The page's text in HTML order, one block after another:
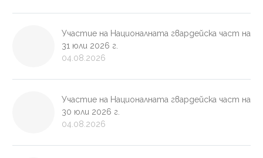
Участие на Националната гвардейска част на
31 юли 2026 г.
04.08.2026
Участие на Националната гвардейска част на
30 юли 2026 г.
04.08.2026